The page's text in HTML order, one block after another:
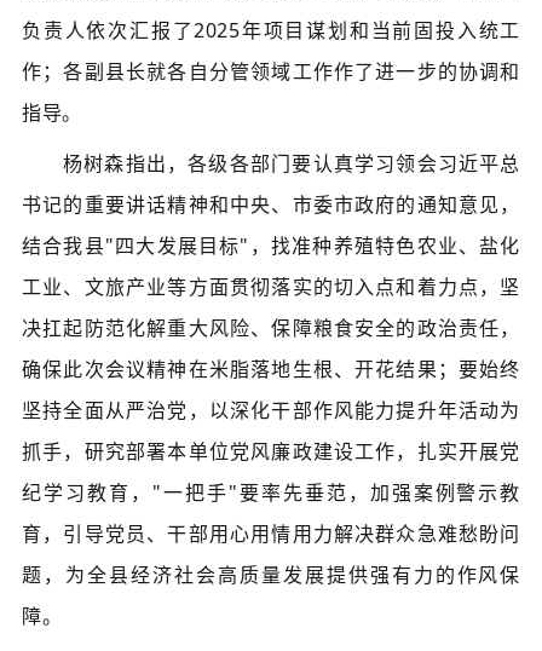
负责人依次汇报了2025年项目谋划和当前固投入统工
作；各副县长就各自分管领域工作作了进一步的协调和
指导。
杨树森指出，各级各部门要认真学习领会习近平总
书记的重要讲话精神和中央、市委市政府的通知意见，
结合我县"四大发展目标"，找准种养殖特色农业、盐化
工业、文旅产业等方面贯彻落实的切入点和着力点，坚
决扛起防范化解重大风险、保障粮食安全的政治责任，
确保此次会议精神在米脂落地生根、开花结果；要始终
坚持全面从严治党，以深化干部作风能力提升年活动为
抓手，研究部署本单位党风廉政建设工作，扎实开展党
纪学习教育，"一把手"要率先垂范，加强案例警示教
育，引导党员、干部用心用情用力解决群众急难愁盼问
题，为全县经济社会高质量发展提供强有力的作风保
障。